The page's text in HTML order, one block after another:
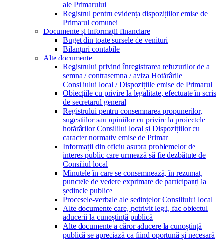
ale Primarului
Registrul pentru evidența dispozițiilor emise de
Primarul comunei
Documente și informații financiare
Buget din toate sursele de venituri
Bilanțuri contabile
Alte documente
Registrului privind înregistrarea refuzurilor de a
semna / contrasemna / aviza Hotărârile
Consiliului local / Dispozițiile emise de Primarul
Obiecțiile cu privire la legalitate, efectuate în scris
de secretarul general
Registrului pentru consemnarea propunerilor,
sugestiilor sau opiniilor cu privire la proiectele
hotărârilor Consililui local și Dispozițiilor cu
caracter normativ emise de Primar
Informații din oficiu asupra problemelor de
interes public care urmează să fie dezbătute de
Consiliul local
Minutele în care se consemnează, în rezumat,
punctele de vedere exprimate de participanți la
ședinele publice
Procesele-verbale ale ședințelor Consiliului local
Alte documente care, potrivit legii, fac obiectul
aducerii la cunoștință publică
Alte documente a căror aducere la cunoștință
publică se apreciază ca fiind oportună și necesară